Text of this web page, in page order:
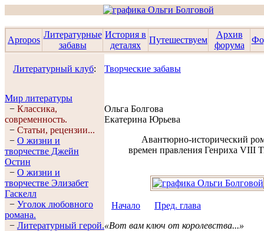
Apropos
Литературные
забавы
История в
деталях
Путешествуем
Архив
форума
Литературный клуб:
Мир литературы
− Классика,
современность.
− Статьи, рецензии...
− О жизни и
творчестве Джейн
Остин
− О жизни и
творчестве Элизабет
Гaскелл
− Уголок любовного
романа.
− Литературный герой.
Творческие забавы
Ольга Болгова
Екатерина Юрьева
Авантюрно-исторический
времен правления Генриха VIII
Начало
Пред. глава
«Вот вам ключ от королевства...»